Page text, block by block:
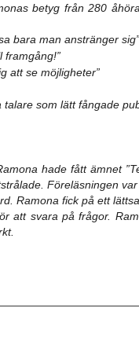
betyg från 280
bara man anstränger sig”
framgång!”
att se möjligheter”
som lätt fångade
hade fått ämnet
Föreläsningen
Ramona fick på ett
att svara på frågor.